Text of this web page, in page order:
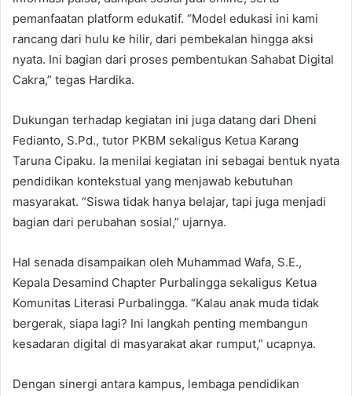
pemanfaatan platform edukatif. “Model edukasi ini kami
rancang dari hulu ke hilir, dari pembekalan hingga aksi
nyata. Ini bagian dari proses pembentukan Sahabat Digital
Cakra,” tegas Hardika.
Dukungan terhadap kegiatan ini juga datang dari Dheni
Fedianto, S.Pd., tutor PKBM sekaligus Ketua Karang
Taruna Cipaku. Ia menilai kegiatan ini sebagai bentuk nyata
pendidikan kontekstual yang menjawab kebutuhan
masyarakat. “Siswa tidak hanya belajar, tapi juga menjadi
bagian dari perubahan sosial,” ujarnya.
Hal senada disampaikan oleh Muhammad Wafa, S.E.,
Kepala Desamind Chapter Purbalingga sekaligus Ketua
Komunitas Literasi Purbalingga. “Kalau anak muda tidak
bergerak, siapa lagi? Ini langkah penting membangun
kesadaran digital di masyarakat akar rumput,” ucapnya.
Dengan sinergi antara kampus, lembaga pendidikan